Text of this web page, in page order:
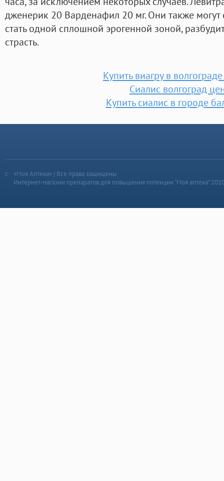
дженерик 20 Варденафил 20 мг. Они также могут
стать одной сплошной эрогенной зоной,
страсть.
Купить виагру в
Сиалис волгоград
Купить сиалис в городе
«Моя Аптека» | Все права защищены
Интернет-магазин препаратов для повышения потенции “Моя аптека”